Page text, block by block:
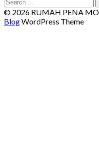
for:
© 2026 RUMAH PENA
BlogWordPress Theme